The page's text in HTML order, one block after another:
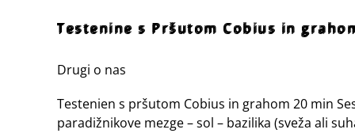
Testenine s Pršutom Cobius in
Drugi o nas
Testenien s pršutom Cobius in grahom 20 min
paradižnikove mezge – sol – bazilika (sveža ali
s
Cobius
grahom